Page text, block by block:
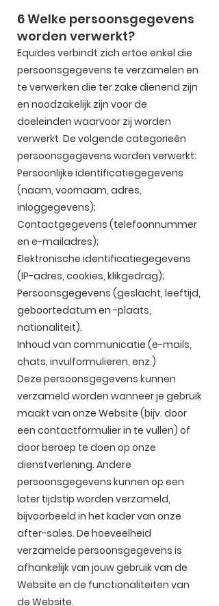
6 Welke persoonsgegevens
worden verwerkt?
Equides verbindt zich ertoe enkel die
persoonsgegevens te verzamelen en
te verwerken die ter zake dienend zijn
en noodzakelijk zijn voor de
doeleinden waarvoor zij worden
verwerkt. De volgende categorieën
persoonsgegevens worden verwerkt:
Persoonlijke identificatiegegevens
(naam, voornaam, adres,
inloggegevens);
Contactgegevens (telefoonnummer
en e-mailadres);
Elektronische identificatiegegevens
(IP-adres, cookies, klikgedrag);
Persoonsgegevens (geslacht, leeftijd,
geboortedatum en -plaats,
nationaliteit).
Inhoud van communicatie (e-mails,
chats, invulformulieren, enz.)
Deze persoonsgegevens kunnen
verzameld worden wanneer je gebruik
maakt van onze Website (bijv. door
een contactformulier in te vullen) of
door beroep te doen op onze
dienstverlening. Andere
persoonsgegevens kunnen op een
later tijdstip worden verzameld,
bijvoorbeeld in het kader van onze
after-sales. De hoeveelheid
verzamelde persoonsgegevens is
afhankelijk van jouw gebruik van de
Website en de functionaliteiten van
de Website.